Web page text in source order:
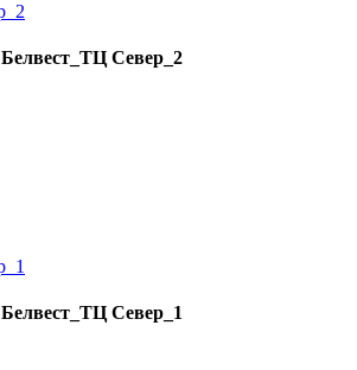
Белвест_ТЦ Север_2
Белвест_ТЦ Север_1